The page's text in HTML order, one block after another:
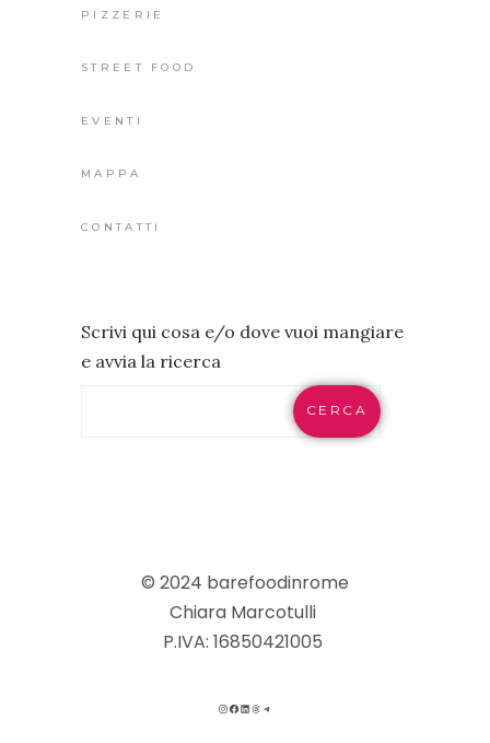
PIZZERIE
STREET FOOD
EVENTI
MAPPA
CONTATTI
Scrivi qui cosa e/o dove vuoi mangiare
e avvia la ricerca
CERCA
© 2024 barefoodinrome
Chiara Marcotulli
P.IVA: 16850421005